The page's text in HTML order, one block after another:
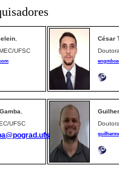
UFSC
César
UFSC